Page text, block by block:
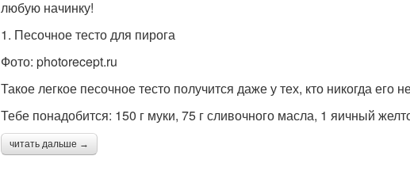
любую начинку!
1. Песочное тесто для пирога
Фото: photorecept.ru
Такое легкое песочное тесто получится даже у тех, кто никогда его
Тебе понадобится: 150 г муки, 75 г сливочного масла, 1 яичный
читать дальше →